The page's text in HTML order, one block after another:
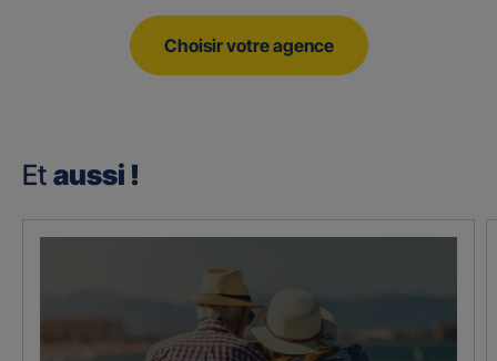
Choisir votre agence
Et aussi !